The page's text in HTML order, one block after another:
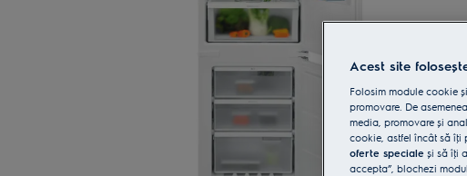
Acest site
Folosim module cookie
promovare. De
media, promovare și
cookie, astfel încât să îţi
oferte speciale și să îţi
accepta”, blochezi